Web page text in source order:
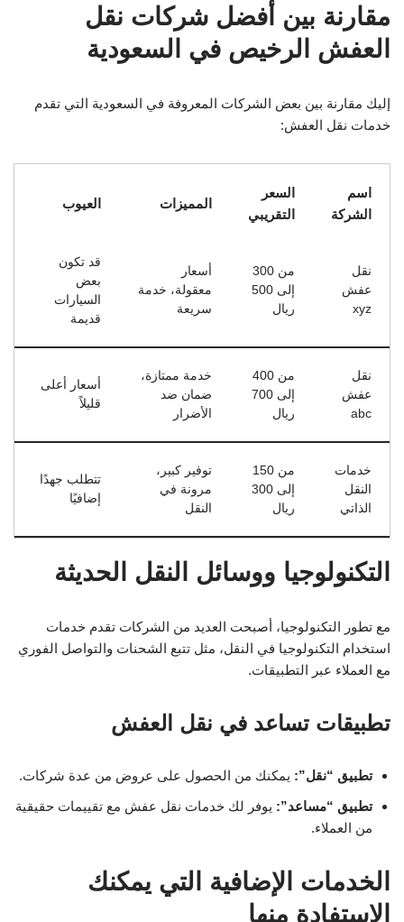
مقارنة بين أفضل شركات نقل
العفش الرخيص في السعودية
إليك مقارنة بين بعض الشركات المعروفة في السعودية التي تقدم
خدمات نقل العفش:
اسم
الشركة
السعر
التقريبي
المميزات العيوب
نقل
عفش
xyz
من 300
إلى 500
ريال
أسعار
معقولة، خدمة
سريعة
قد تكون
بعض
السيارات
قديمة
نقل
عفش
abc
من 400
إلى 700
ريال
خدمة ممتازة،
ضمان ضد
الأضرار
أسعار أعلى
قليلاً
خدمات
النقل
الذاتي
من 150
إلى 300
ريال
توفير كبير،
مرونة في
النقل
تتطلب جهدًا
إضافيًا
التكنولوجيا ووسائل النقل الحديثة
مع تطور التكنولوجيا، أصبحت العديد من الشركات تقدم خدمات
استخدام التكنولوجيا في النقل، مثل تتبع الشحنات والتواصل الفوري
مع العملاء عبر التطبيقات.
تطبيقات تساعد في نقل العفش
تطبيق “نقل”: يمكنك من الحصول على عروض من عدة شركات.
تطبيق “مساعد”: يوفر لك خدمات نقل عفش مع تقييمات حقيقية
من العملاء.
الخدمات الإضافية التي يمكنك
الاستفادة منها